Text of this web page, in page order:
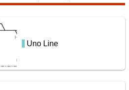
Line (Kobe - Okayama)
水島臨海鉄道配線略図
Uno Line